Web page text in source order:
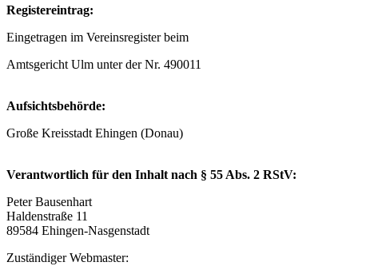
Registereintrag:
Eingetragen im Vereinsregister beim
Amtsgericht Ulm unter der Nr. 490011
Aufsichtsbehörde:
Große Kreisstadt Ehingen (Donau)
Verantwortlich für den Inhalt nach § 55 Abs. 2 RStV:
Peter Bausenhart
Haldenstraße 11
89584 Ehingen-Nasgenstadt
Zuständiger Webmaster: